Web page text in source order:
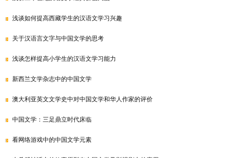
浅谈如何提高西藏学生的汉语文学习兴趣
关于汉语言文字与中国文学的思考
浅谈怎样提高小学生的汉语文学习能力
新西兰文学杂志中的中国文学
澳大利亚英文文学史中对中国文学和华人作家的评价
中国文学：三足鼎立时代床临
看网络游戏中的中国文学元素